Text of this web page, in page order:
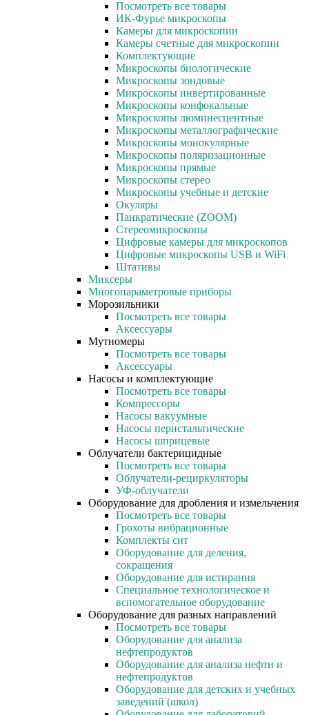
Посмотреть все товары
ИК-Фурье микроскопы
Камеры для микроскопии
Камеры счетные для микроскопии
Комплектующие
Микроскопы биологические
Микроскопы зондовые
Микроскопы инвертированные
Микроскопы конфокальные
Микроскопы люминесцентные
Микроскопы металлографические
Микроскопы монокулярные
Микроскопы поляризационные
Микроскопы прямые
Микроскопы стерео
Микроскопы учебные и детские
Окуляры
Панкратические (ZOOM)
Стереомикроскопы
Цифровые камеры для микроскопов
Цифровые микроскопы USB и WiFi
Штативы
Миксеры
Многопараметровые приборы
Морозильники
Посмотреть все товары
Аксессуары
Мутномеры
Посмотреть все товары
Аксессуары
Насосы и комплектующие
Посмотреть все товары
Компрессоры
Насосы вакуумные
Насосы перистальтические
Насосы шприцевые
Облучатели бактерицидные
Посмотреть все товары
Облучатели-рециркуляторы
УФ-облучатели
Оборудование для дробления и измельчения
Посмотреть все товары
Грохоты вибрационные
Комплекты сит
Оборудование для деления,
сокращения
Оборудование для истирания
Специальное технологическое и
вспомогательное оборудование
Оборудование для разных направлений
Посмотреть все товары
Оборудование для анализа
нефтепродуктов
Оборудование для анализа нефти и
нефтепродуктов
Оборудование для детских и учебных
заведений (школ)